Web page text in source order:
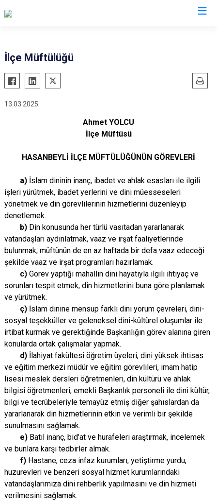
Bahçe
Düziçi
Hasanbeyli
Toprakkale
İlçe Müftülüğü
13.03.2025
Ahmet YOLCU
İlçe Müftüsü
HASANBEYLİ İLÇE MÜFTÜLÜĞÜNÜN GÖREVLERİ
a) İslam dininin inanç, ibadet ve ahlak esasları ile ilgili
işleri yürütmek, ibadet yerlerini ve dini müesseseleri
yönetmek ve din görevlilerinin hizmetlerini düzenleyip
denetlemek.
b) Din konusunda her türlü vasıtadan yararlanarak
vatandaşları aydınlatmak, vaaz ve irşat faaliyetlerinde
bulunmak, müftünün de en az haftada bir defa vaaz edeceği
şekilde vaaz ve irşat programları hazırlamak.
c) Görev yaptığı mahallin dini hayatıyla ilgili ihtiyaç ve
sorunları tespit etmek, din hizmetlerini buna göre planlamak
ve yürütmek.
ç) İslam dinine mensup farklı dini yorum çevreleri, dini-
sosyal teşekküller ve geleneksel dini-kültürel oluşumlar ile
irtibat kurmak ve gerektiğinde Başkanlığın görev alanına giren
konularda ortak çalışmalar yapmak.
d) İlahiyat fakültesi öğretim üyeleri, dini yüksek ihtisas
ve eğitim merkezi müdür ve eğitim görevlileri, imam hatip
lisesi meslek dersleri öğretmenleri, din kültürü ve ahlak
bilgisi öğretmenleri, emekli Başkanlık personeli ile dini kültür,
bilgi ve tecrübeleriyle temayüz etmiş diğer şahıslardan da
yararlanarak din hizmetlerinin etkin ve verimli bir şekilde
sunulmasını sağlamak.
e) Batıl inanç, bid’at ve hurafeleri araştırmak, incelemek
ve bunlara karşı tedbirler almak.
f) Hastane, ceza infaz kurumları, yetiştirme yurdu,
huzurevleri ve benzeri sosyal hizmet kurumlarındaki
vatandaşlarımıza dini rehberlik yapılmasını ve din hizmeti
verilmesini sağlamak.